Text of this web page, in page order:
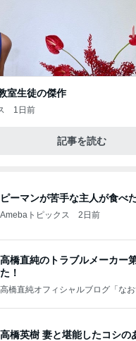
室生徒の傑作
1日前
記事を読む
ピーマンが苦手な主人が食べ
Amebaトピックス 2日前
高橋直純のトラブルメーカー
た！
高橋直純オフィシャルブログ「なお
高橋英樹 妻と堪能したコシの